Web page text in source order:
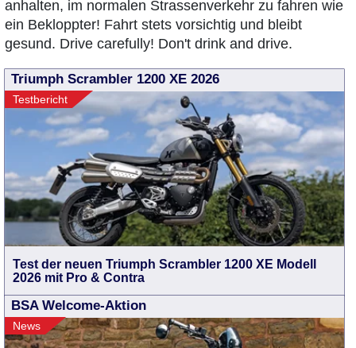
anhalten, im normalen Strassenverkehr zu fahren wie
ein Bekloppter! Fahrt stets vorsichtig und bleibt
gesund. Drive carefully! Don't drink and drive.
Triumph Scrambler 1200 XE 2026
Testbericht
Test der neuen Triumph Scrambler 1200 XE Modell
2026 mit Pro & Contra
BSA Welcome-Aktion
News